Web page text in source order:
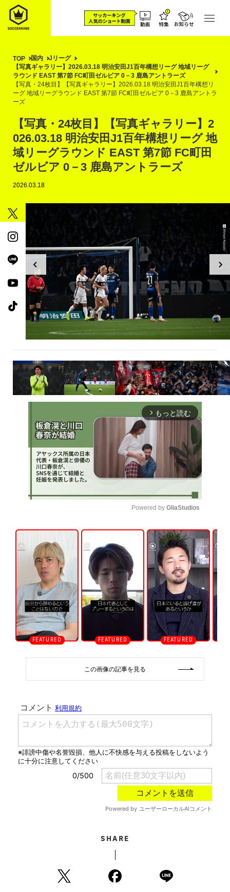
TOP 国内
Jリーグ
【写真ギャラリー】2026.03.18 明治安田J1百年構想リーグ 地域リーグ
ラウンド EAST 第7節 FC町田ゼルビア 0－3 鹿島アントラーズ
【写真・24枚目】【写真ギャラリー】2026.03.18 明治安田J1百年構想リ
ーグ 地域リーグラウンド EAST 第7節 FC町田ゼルビア 0－3 鹿島アントラ
ーズ
【写真・24枚目】【写真ギャラリー】2
026.03.18 明治安田J1百年構想リーグ 地
域リーグラウンド EAST 第7節 FC町田
ゼルビア 0－3 鹿島アントラーズ
2026.03.18
arrow_forward_ios もっと読む
n
m
u
t
e
Powered by GliaStudios
この画像の記事を見る
SHARE